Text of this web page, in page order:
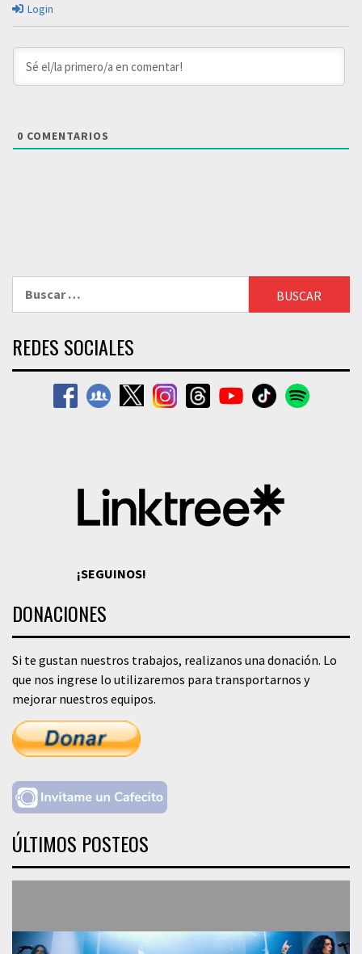
Login
0 COMENTARIOS
REDES SOCIALES
¡SEGUINOS!
DONACIONES
Si te gustan nuestros trabajos, realizanos una donación. Lo
que nos ingrese lo utilizaremos para transportarnos y
mejorar nuestros equipos.
ÚLTIMOS POSTEOS